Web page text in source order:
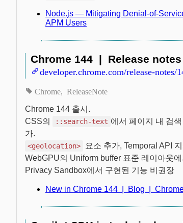
Node.js — Mitigating Denial-of-
APM Users
Chrome 144 | Release
developer.chrome.com/release-notes/
Chrome ReleaseNote
Chrome 144 출시.
CSS의
::search-text 에서 페이지 내 검
가.
<geolocation> 요소 추가, Temporal API
WebGPU의 Uniform buffer 표준 레이아웃
Privacy Sandbox에서 구현된 기능 비권장
New in Chrome 144 | Blog |